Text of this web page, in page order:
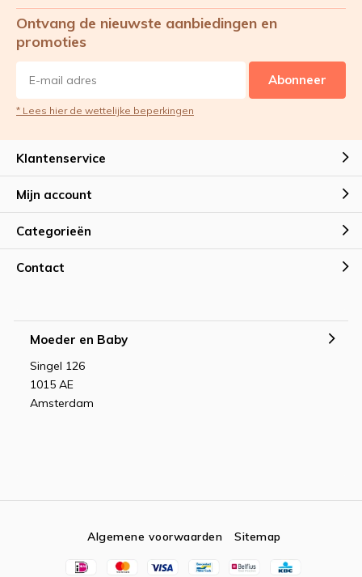
Ontvang de nieuwste aanbiedingen en
promoties
Abonneer
* Lees hier de wettelijke beperkingen
Klantenservice
Mijn account
Categorieën
Contact
Moeder en Baby
Singel 126
1015 AE
Amsterdam
Algemene voorwaarden Sitemap